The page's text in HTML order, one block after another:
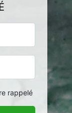
rappelé